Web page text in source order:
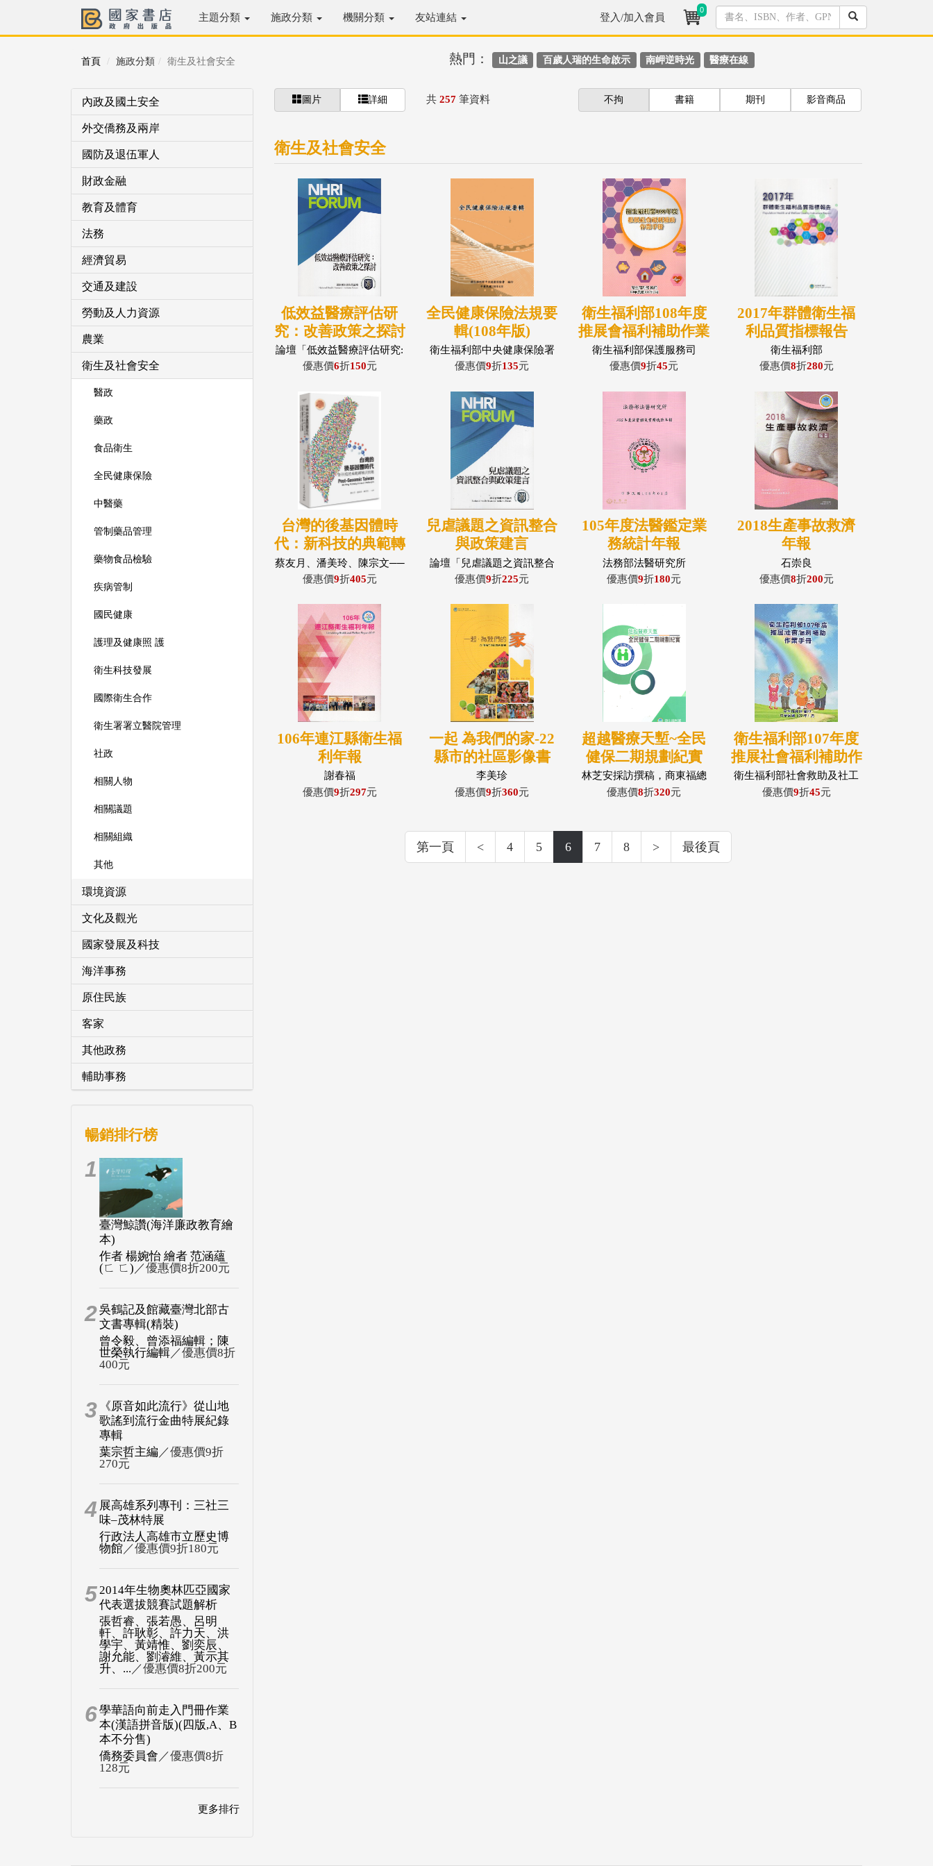
主題分類 施政分類 機關分類 友站連結 登入/加入會員
0
首頁 施政分類 衛生及社會安全 熱門： 山之議 百歲人瑞的生命啟示 南岬逆時光 醫療在線
內政及國土安全
外交僑務及兩岸
國防及退伍軍人
財政金融
教育及體育
法務
經濟貿易
交通及建設
勞動及人力資源
農業
衛生及社會安全
醫政
藥政
食品衛生
全民健康保險
中醫藥
管制藥品管理
藥物食品檢驗
疾病管制
國民健康
護理及健康照 護
衛生科技發展
國際衛生合作
衛生署署立醫院管理
社政
相關人物
相關議題
相關組織
其他
環境資源
文化及觀光
國家發展及科技
海洋事務
原住民族
客家
其他政務
輔助事務
暢銷排行榜
1
臺灣鯨讚(海洋廉政教育繪
本)
作者 楊婉怡 繪者 范涵蘊
(ㄈ ㄈ) ／優惠價8折200元
2吳鶴記及館藏臺灣北部古
文書專輯(精裝)
曾令毅、曾添福編輯；陳
世榮執行編輯／優惠價8折
400元
3
《原音如此流行》從山地
歌謠到流行金曲特展紀錄
專輯
葉宗哲主編 ／優惠價9折
270元
4 展高雄系列專刊：三社三
味–茂林特展
行政法人高雄市立歷史博
物館／優惠價9折180元
52014年生物奧林匹亞國家
代表選拔競賽試題解析
張哲睿、張若愚、呂明
軒、許耿彰、許力天、洪
學宇、黃靖惟、劉奕辰、
謝允能、劉濬維、黃示其
升、... ／優惠價8折200元
6學華語向前走入門冊作業
本(漢語拼音版)(四版,A、B
本不分售)
僑務委員會 ／優惠價8折
128元
更多排行
圖片 詳細 共 257筆資料 不拘 書籍 期刊 影音商品
衛生及社會安全
低效益醫療評估研
究：改善政策之探討
論壇「低效益醫療評估研究:
改善政策之探討」委員會
優惠價6折150元
全民健康保險法規要
輯(108年版)
衛生福利部中央健康保險署
優惠價9折135元
衛生福利部108年度
推展會福利補助作業
手冊
衛生福利部保護服務司
優惠價9折45元
2017年群體衛生福
利品質指標報告
衛生福利部
優惠價8折280元
台灣的後基因體時
代：新科技的典範轉
移與挑戰
蔡友月、潘美玲、陳宗文──
主編
優惠價9折405元
兒虐議題之資訊整合
與政策建言
論壇「兒虐議題之資訊整合
與政策建言」委員會
優惠價9折225元
105年度法醫鑑定業
務統計年報
法務部法醫研究所
優惠價9折180元
2018生產事故救濟
年報
石崇良
優惠價8折200元
106年連江縣衛生福
利年報
謝春福
優惠價9折297元
一起 為我們的家-22
縣市的社區影像書
李美珍
優惠價9折360元
超越醫療天塹~全民
健保二期規劃紀實
(精裝本)
林芝安採訪撰稿，商東福總
編輯
優惠價8折320元
衛生福利部107年度
推展社會福利補助作
業手冊
衛生福利部社會救助及社工
司
優惠價9折45元
第一頁 < 4 5 6 7 8 > 最後頁